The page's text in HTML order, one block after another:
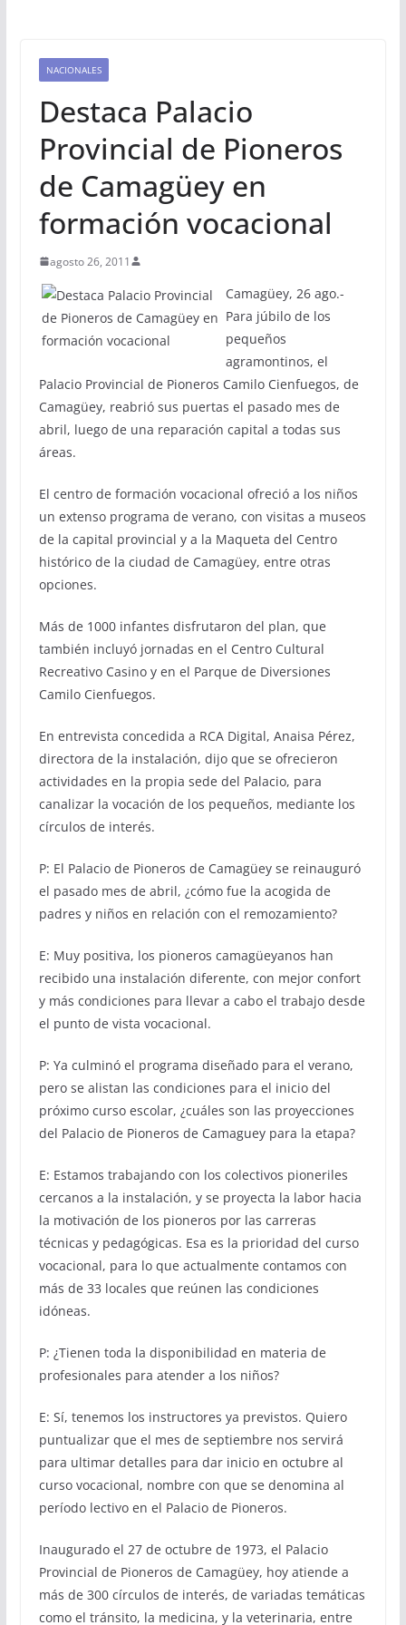
NACIONALES
Destaca Palacio
Provincial de Pioneros
de Camagüey en
formación vocacional
agosto 26, 2011
Camagüey, 26 ago.-
Para júbilo de los
pequeños
agramontinos, el
Palacio Provincial de Pioneros Camilo Cienfuegos, de
Camagüey, reabrió sus puertas el pasado mes de
abril, luego de una reparación capital a todas sus
áreas.
El centro de formación vocacional ofreció a los niños
un extenso programa de verano, con visitas a museos
de la capital provincial y a la Maqueta del Centro
histórico de la ciudad de Camagüey, entre otras
opciones.
Más de 1000 infantes disfrutaron del plan, que
también incluyó jornadas en el Centro Cultural
Recreativo Casino y en el Parque de Diversiones
Camilo Cienfuegos.
En entrevista concedida a RCA Digital, Anaisa Pérez,
directora de la instalación, dijo que se ofrecieron
actividades en la propia sede del Palacio, para
canalizar la vocación de los pequeños, mediante los
círculos de interés.
P: El Palacio de Pioneros de Camagüey se reinauguró
el pasado mes de abril, ¿cómo fue la acogida de
padres y niños en relación con el remozamiento?
E: Muy positiva, los pioneros camagüeyanos han
recibido una instalación diferente, con mejor confort
y más condiciones para llevar a cabo el trabajo desde
el punto de vista vocacional.
P: Ya culminó el programa diseñado para el verano,
pero se alistan las condiciones para el inicio del
próximo curso escolar, ¿cuáles son las proyecciones
del Palacio de Pioneros de Camaguey para la etapa?
E: Estamos trabajando con los colectivos pioneriles
cercanos a la instalación, y se proyecta la labor hacia
la motivación de los pioneros por las carreras
técnicas y pedagógicas. Esa es la prioridad del curso
vocacional, para lo que actualmente contamos con
más de 33 locales que reúnen las condiciones
idóneas.
P: ¿Tienen toda la disponibilidad en materia de
profesionales para atender a los niños?
E: Sí, tenemos los instructores ya previstos. Quiero
puntualizar que el mes de septiembre nos servirá
para ultimar detalles para dar inicio en octubre al
curso vocacional, nombre con que se denomina al
período lectivo en el Palacio de Pioneros.
Inaugurado el 27 de octubre de 1973, el Palacio
Provincial de Pioneros de Camagüey, hoy atiende a
más de 300 círculos de interés, de variadas temáticas
como el tránsito, la medicina, y la veterinaria, entre